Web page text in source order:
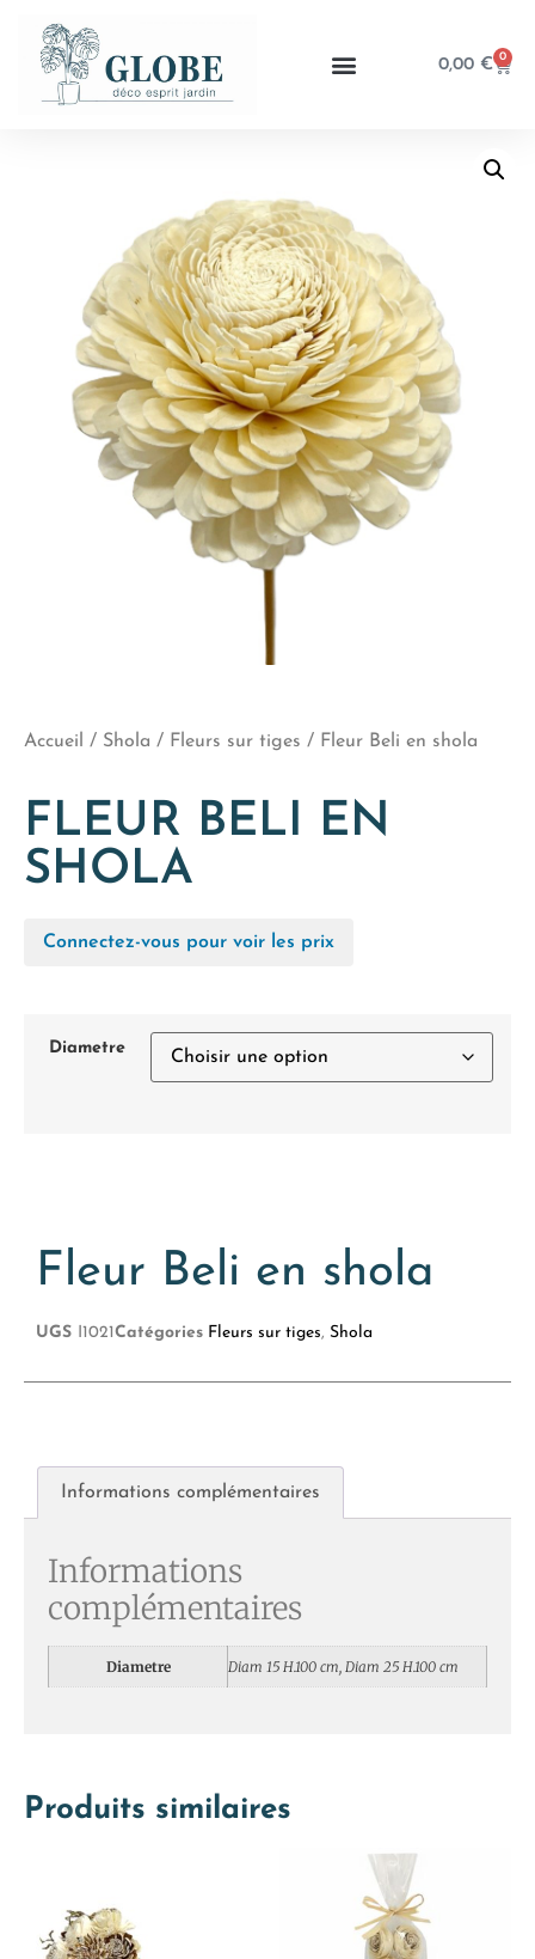
0,00 € 0
Accueil / Shola / Fleurs sur tiges / Fleur Beli en shola
FLEUR BELI EN
SHOLA
Connectez-vous pour voir les prix
Diametre
Produits similaires
Fleur Beli en shola
UGS I1021Catégories Fleurs sur tiges, Shola
Informations complémentaires
Informations
complémentaires
Diametre Diam 15 H.100 cm, Diam 25 H.100 cm